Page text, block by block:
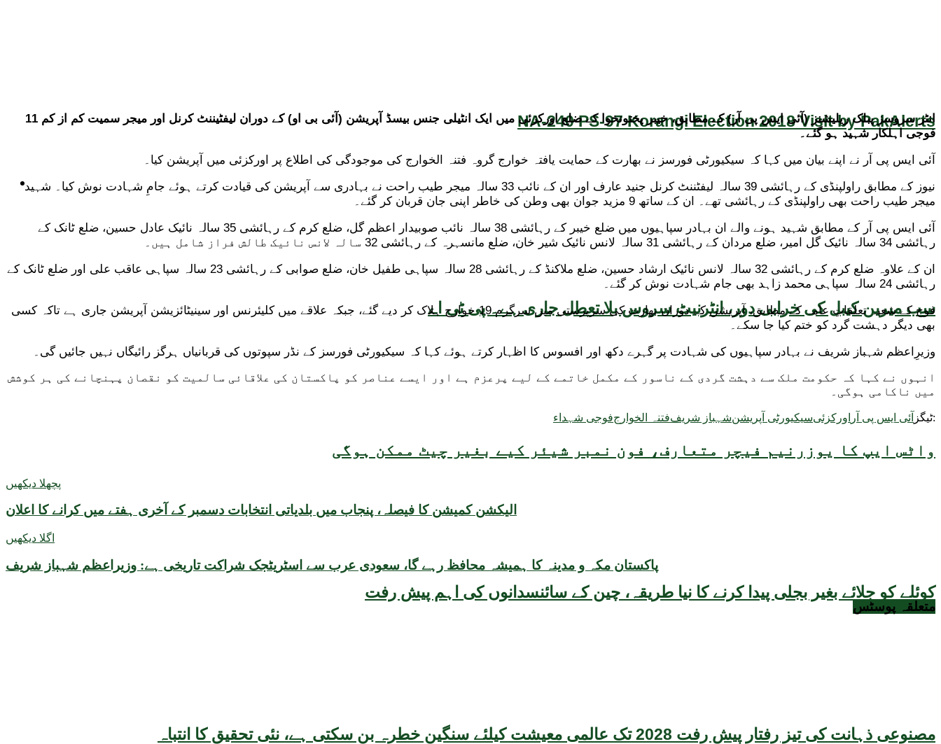
NA-240 PS-97 Korangi Election 2018 Visit by PakAlerts
ٹیکنالوجی
سب میرین کیبل کی خرابی دور، انٹرنیٹ سروس بلا تعطل جاری ہے۔ پی ٹی اے
واٹس ایپ کا یوزرنیم فیچر متعارف، فون نمبر شیئر کیے بغیر چیٹ ممکن ہوگی
کوئلے کو جلائے بغیر بجلی پیدا کرنے کا نیا طریقہ، چین کے سائنسدانوں کی اہم پیش رفت
مصنوعی ذہانت کی تیز رفتار پیش رفت 2028 تک عالمی معیشت کیلئے سنگین خطرہ بن سکتی ہے، نئی تحقیق کا انتباہ
انٹر سروسز پبلک ریلیشنز (آئی ایس پی آر) کے مطابق، خیبر پختونخوا کے ضلع اورکزئی میں ایک انٹیلی جنس بیسڈ آپریشن (آئی بی او) کے دوران لیفٹیننٹ کرنل اور میجر سمیت کم از کم 11
فوجی اہلکار شہید ہو گئے۔
آئی ایس پی آر نے اپنے بیان میں کہا کہ سیکیورٹی فورسز نے بھارت کے حمایت یافتہ خوارج گروہ فتنہ الخوارج کی موجودگی کی اطلاع پر اورکزئی میں آپریشن کیا۔
نیوز کے مطابق راولپنڈی کے رہائشی 39 سالہ لیفٹننٹ کرنل جنید عارف اور ان کے نائب 33 سالہ میجر طیب راحت نے بہادری سے آپریشن کی قیادت کرتے ہوئے جامِ شہادت نوش کیا۔ شہید
میجر طیب راحت بھی راولپنڈی کے رہائشی تھے۔ ان کے ساتھ 9 مزید جوان بھی وطن کی خاطر اپنی جان قربان کر گئے۔
آئی ایس پی آر کے مطابق شہید ہونے والے ان بہادر سپاہیوں میں ضلع خیبر کے رہائشی 38 سالہ نائب صوبیدار اعظم گل، ضلع کرم کے رہائشی 35 سالہ نائیک عادل حسین، ضلع ٹانک کے
رہائشی 34 سالہ نائیک گل امیر، ضلع مردان کے رہائشی 31 سالہ لانس نائیک شیر خان، ضلع مانسہرہ کے رہائشی 32 سالہ لانس نائیک طالش فراز شامل ہیں۔
ان کے علاوہ ضلع کرم کے رہائشی 32 سالہ لانس نائیک ارشاد حسین، ضلع ملاکنڈ کے رہائشی 28 سالہ سپاہی طفیل خان، ضلع صوابی کے رہائشی 23 سالہ سپاہی عاقب علی اور ضلع ٹانک کے
رہائشی 24 سالہ سپاہی محمد زاہد بھی جام شہادت نوش کر گئے۔
فوج کے شعبہ تعلقاتِ عامہ کے مطابق، آپریشن کے دوران بھارت کی سرپرستی میں سرگرم 19 خوارج ہلاک کر دیے گئے، جبکہ علاقے میں کلیئرنس اور سینیٹائزیشن آپریشن جاری ہے تاکہ کسی
بھی دیگر دہشت گرد کو ختم کیا جا سکے۔
وزیرِاعظم شہباز شریف نے بہادر سپاہیوں کی شہادت پر گہرے دکھ اور افسوس کا اظہار کرتے ہوئے کہا کہ سیکیورٹی فورسز کے نڈر سپوتوں کی قربانیاں ہرگز رائیگاں نہیں جائیں گی۔
انہوں نے کہا کہ حکومت ملک سے دہشت گردی کے ناسور کے مکمل خاتمے کے لیے پرعزم ہے اور ایسے عناصر کو پاکستان کی علاقائی سالمیت کو نقصان پہنچانے کی ہر کوشش
میں ناکامی ہوگی۔
ٹیگز: آئی ایس پی آر اورکزئیسیکیورٹی آپریشنشہباز شریففتنہ الخوارجفوجی شہداء
پچھلا دیکھیں
الیکشن کمیشن کا فیصلہ، پنجاب میں بلدیاتی انتخابات دسمبر کے آخری ہفتے میں کرانے کا اعلان
اگلا دیکھیں
پاکستان مکہ و مدینہ کا ہمیشہ محافظ رہے گا، سعودی عرب سے اسٹریٹجک شراکت تاریخی ہے: وزیراعظم شہباز شریف
متعلقہ پوسٹس